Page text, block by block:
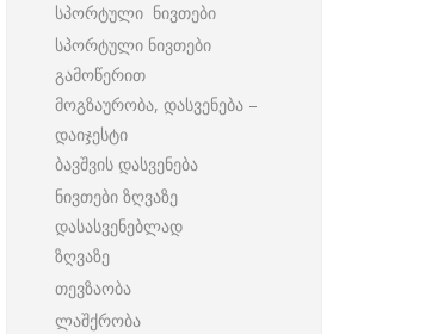
სპორტული ნივთები
სპორტული ნივთები
გამოწერით
მოგზაურობა, დასვენება –
დაიჯესტი
ბავშვის დასვენება
ნივთები ზღვაზე
დასასვენებლად
ზღვაზე
თევზაობა
ლაშქრობა